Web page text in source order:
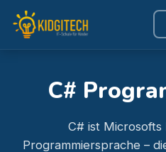
C#
C# ist
Programmiersprache –